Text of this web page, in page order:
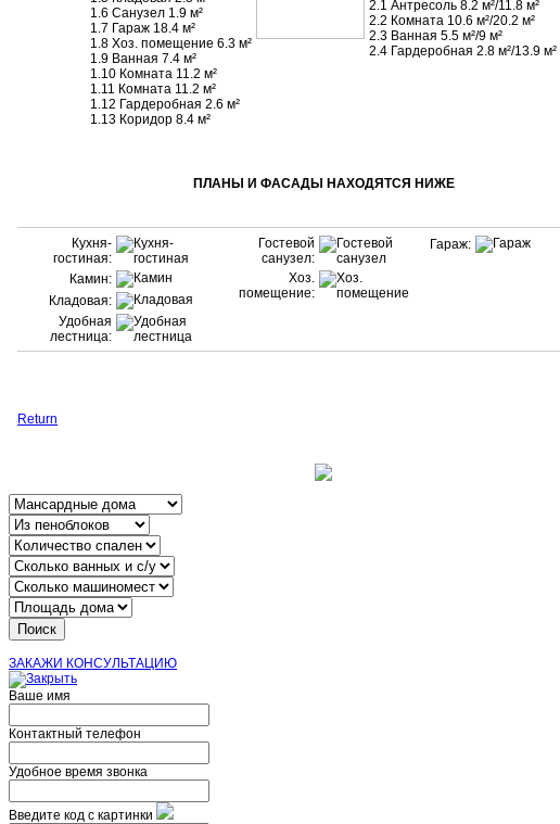
1.6 Санузел 1.9 м²
1.7 Гараж 18.4 м²
1.8 Хоз. помещение 6.3 м²
1.9 Ванная 7.4 м²
1.10 Комната 11.2 м²
1.11 Комната 11.2 м²
1.12 Гардеробная 2.6 м²
1.13 Коридор 8.4 м²
2.1 Антресоль 8.2 м²/11.8 м²
2.2 Комната 10.6 м²/20.2 м²
2.3 Ванная 5.5 м²/9 м²
2.4 Гардеробная 2.8 м²/13.9 м²
ПЛАНЫ И ФАСАДЫ НАХОДЯТСЯ НИЖЕ
Кухня-
гостиная:
Камин:
Кладовая:
Удобная
лестница:
Гостевой
санузел:
Хоз.
помещение:
Гараж:
Return
ЗАКАЖИ КОНСУЛЬТАЦИЮ
Ваше имя
Контактный телефон
Удобное время звонка
Введите код с картинки